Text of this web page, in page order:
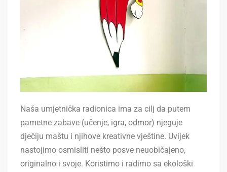
Naša umjetnička radionica ima za cilj da putem
pametne zabave (učenje, igra, odmor) njeguje
dječiju maštu i njihove kreativne vještine. Uvijek
nastojimo osmisliti nešto posve neuobičajeno,
originalno i svoje. Koristimo i radimo sa ekološki